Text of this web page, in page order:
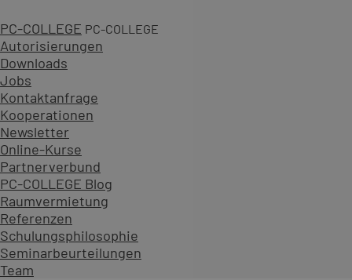
PC-COLLEGE PC-COLLEGE
Autorisierungen
Downloads
Jobs
Kontaktanfrage
Kooperationen
Newsletter
Online-Kurse
Partnerverbund
PC-COLLEGE Blog
Raumvermietung
Referenzen
Schulungsphilosophie
Seminarbeurteilungen
Team
2 Tage
ab 990,00 € zzgl. MwSt.
An 27 Standorten oder online
Diesen Kurs als offenes Seminar buchen
Gemeinsam mit Teilnehmenden aus verschiedenen
Als Präsenzseminar oder Live-Online-Training zu
Inhalt erweitern
PräsenzOnlineTermin auswählen
Firmenschulung